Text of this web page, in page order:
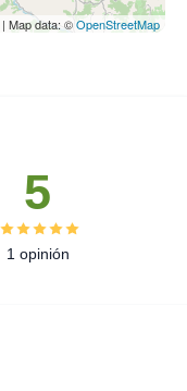
| Map data: ©OpenStreetMap
5
1 opinión